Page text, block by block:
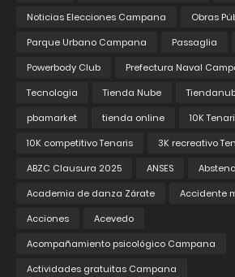
Noticias Elecciones Campana
Obras
Parque Urbano Campana
Passaglia
Powerbody Club
Prefectura Naval
Tecnologia
Tienda Nube
pbamarket
tienda online
10K
10K competitivo Tenaris
3K recreativo
ABZC Clausura 2025
ANSES
Academia de danza Zárate
Accidente
Acciones
Acevedo
Acompañamiento psicológico Campana
Actividades gratuitas Campana